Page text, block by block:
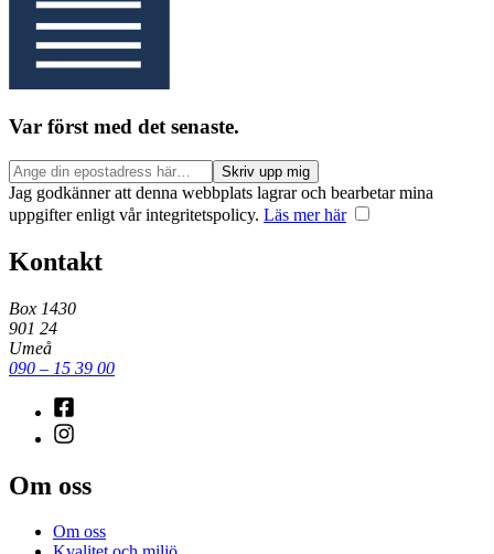
Var först med det senaste.
Jag godkänner att denna webbplats lagrar och bearbetar mina
uppgifter enligt vår integritetspolicy. Läs mer här
Kontakt
Box 1430
901 24
Umeå
090 – 15 39 00
Om oss
Om oss